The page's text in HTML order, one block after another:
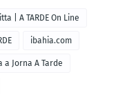
| A TARDE On Line
ibahia.com
a Jorna A Tarde